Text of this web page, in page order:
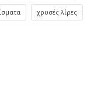
χρυσές λίρες